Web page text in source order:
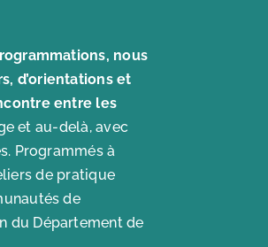
nous
d’orientations et
entre les
et au-delà, avec
Programmés à
de pratique
de
du Département de